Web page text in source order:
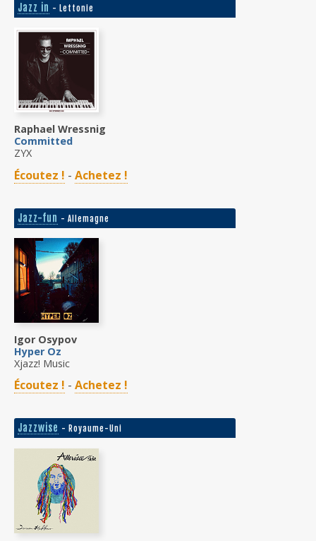
Jazz in - Lettonie
Raphael Wressnig
Committed
ZYX
Écoutez ! - Achetez !
Jazz-fun - Allemagne
Igor Osypov
Hyper Oz
Xjazz! Music
Écoutez ! - Achetez !
Jazzwise - Royaume-Uni